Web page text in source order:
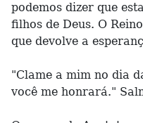
podemos dizer que
filhos de Deus. O
que devolve a
"Clame a mim no dia
você me honrará."